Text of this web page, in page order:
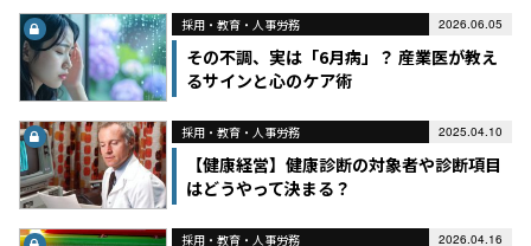
採用・教育・人事労務 2026.06.05
その不調、実は「6月病」？ 産業医が教え
るサインと心のケア術
採用・教育・人事労務 2025.04.10
【健康経営】健康診断の対象者や診断項目
はどうやって決まる？
採用・教育・人事労務 2026.04.16